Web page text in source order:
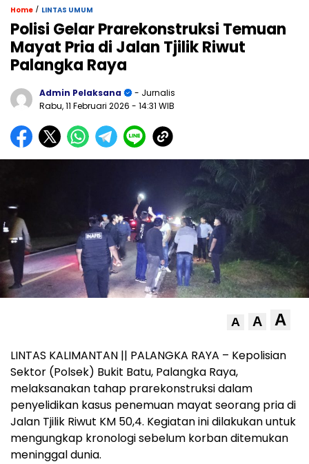
Home / LINTAS UMUM
Polisi Gelar Prarekonstruksi Temuan
Mayat Pria di Jalan Tjilik Riwut
Palangka Raya
Admin Pelaksana
- Jurnalis
Rabu, 11 Februari 2026 - 14:31 WIB
A A A
LINTAS KALIMANTAN || PALANGKA RAYA – Kepolisian
Sektor (Polsek) Bukit Batu, Palangka Raya,
melaksanakan tahap prarekonstruksi dalam
penyelidikan kasus penemuan mayat seorang pria di
Jalan Tjilik Riwut KM 50,4. Kegiatan ini dilakukan untuk
mengungkap kronologi sebelum korban ditemukan
meninggal dunia.